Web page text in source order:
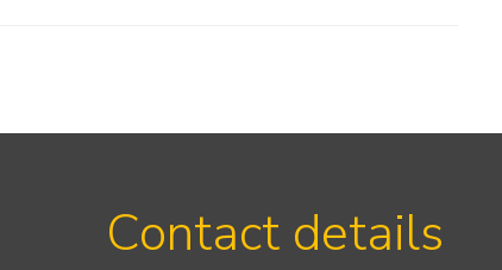
Contact details